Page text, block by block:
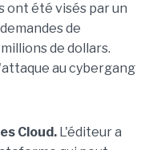
ont été visés par un
de
de dollars.
au cybergang
Cloud.L'éditeur a